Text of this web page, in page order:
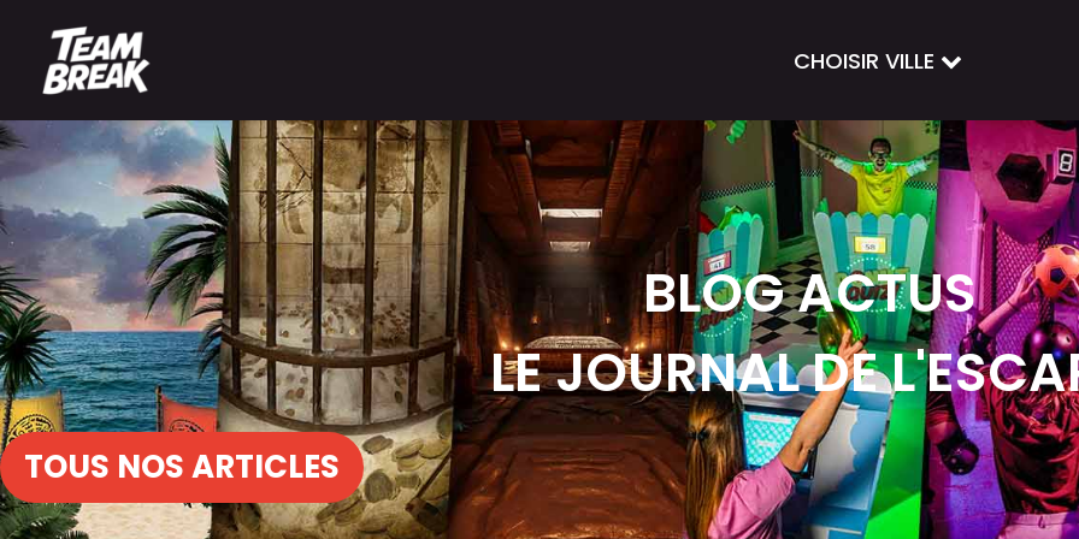
CHOISIR VILLE
BLOG ACTUS
LE JOURNAL DE
TOUS NOS ARTICLES